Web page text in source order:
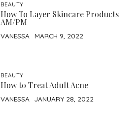
BEAUTY
How To Layer Skincare Products
AM/PM
VANESSA MARCH 9, 2022
BEAUTY
How to Treat Adult Acne
VANESSA JANUARY 28, 2022